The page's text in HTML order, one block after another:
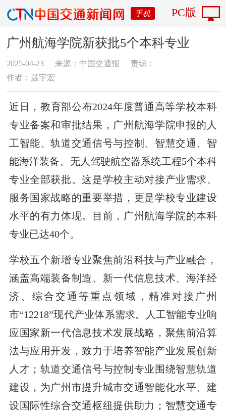
手机 PC版
广州航海学院新获批5个本科专业
2025-04-23 来源：中国交通报
责编：
作者：聂宇宏
近日，教育部公布2024年度普通高等学校本科
专业备案和审批结果，广州航海学院申报的人
工智能、轨道交通信号与控制、智慧交通、智
能海洋装备、无人驾驶航空器系统工程5个本科
专业全部获批。这是学校主动对接产业需求、
服务国家战略的重要举措，更是学校专业建设
水平的有力体现。目前，广州航海学院的本科
专业已达40个。
学校五个新增专业聚焦前沿科技与产业融合，
涵盖高端装备制造、新一代信息技术、海洋经
济、综合交通等重点领域，精准对接广州
市“12218”现代产业体系需求。人工智能专业响
应国家新一代信息技术发展战略，聚焦前沿算
法与应用开发，致力于培养智能产业发展创新
人才；轨道交通信号与控制专业围绕智慧轨道
建设，为广州市提升城市交通智能化水平、建
设国际性综合交通枢纽提供助力；智慧交通专